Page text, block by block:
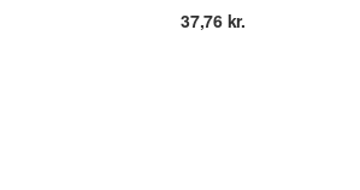
37,76 kr.